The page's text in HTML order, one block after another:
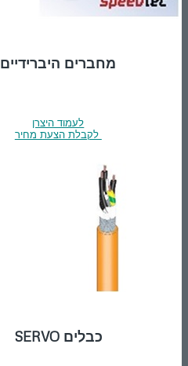
מחברים היברידיים
לעמוד היצרן
לקבלת הצעת מחיר
כבלים SERVO